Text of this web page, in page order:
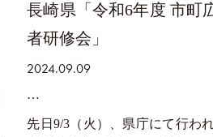
長崎県「令和6年度 市町
者研修会」
2024.09.09
先日9/3（火）、県庁にて行わ